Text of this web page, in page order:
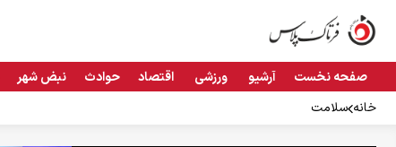
صفحه نخست آرشیو ورزشی اقتصاد حوادث نبض شهر
خانه سلامت